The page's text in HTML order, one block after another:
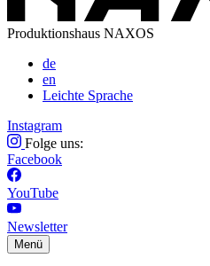
Produktionshaus NAXOS
de
en
Leichte Sprache
Instagram
Folge uns:
Facebook
YouTube
Newsletter
Menü